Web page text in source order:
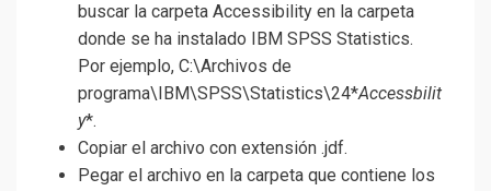
buscar la carpeta Accessibility en la carpeta
donde se ha instalado IBM SPSS Statistics.
Por ejemplo, C:\Archivos de
programa\IBM\SPSS\Statistics\24*Accessbilit
y*.
Copiar el archivo con extensión .jdf.
Pegar el archivo en la carpeta que contiene los